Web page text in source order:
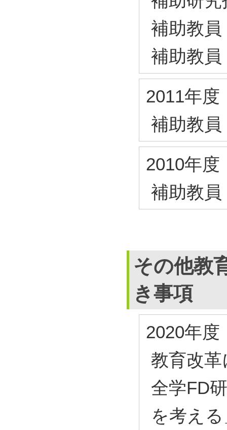
補助教
補助教
2011年度
補助教
2010年度
補助教
その他教
き事項
2020年度
教育改
全学FD
を考え